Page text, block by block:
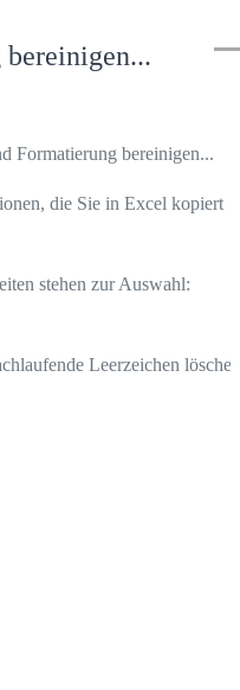
Formatierung bereinigen...
die Sie in Excel kopiert
stehen zur Auswahl:
Leerzeichen